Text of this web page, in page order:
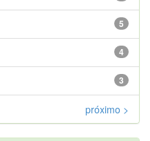
5
4
3
próximo >